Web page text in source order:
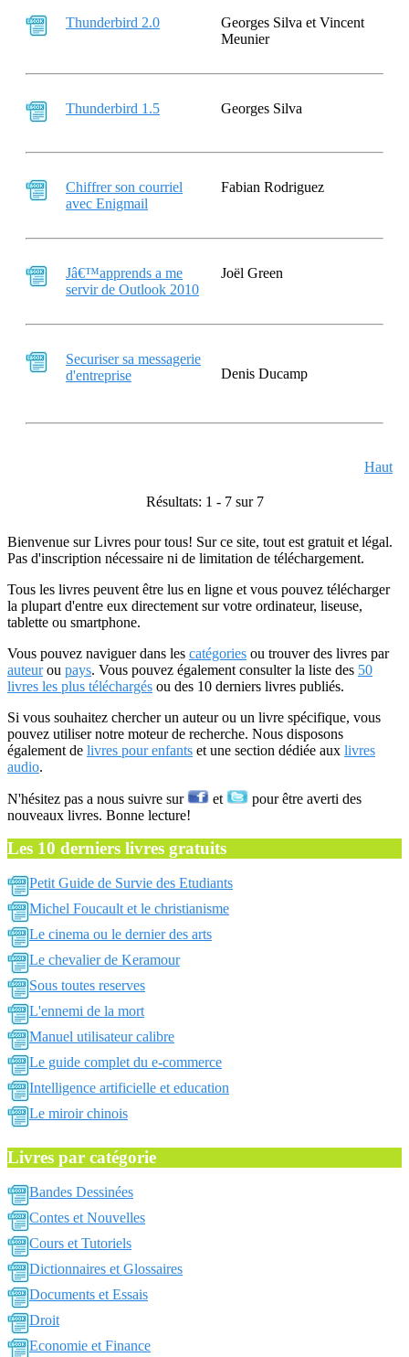
Thunderbird 2.0
Georges Silva et Vincent
Meunier
Thunderbird 1.5 Georges Silva
Chiffrer son courriel
avec Enigmail
Fabian Rodriguez
Jâ€™apprends a me
servir de Outlook 2010
Joël Green
Securiser sa messagerie
d'entreprise
Denis Ducamp
Haut
Résultats: 1 - 7 sur 7
Bienvenue sur Livres pour tous! Sur ce site, tout est gratuit et légal.
Pas d'inscription nécessaire ni de limitation de téléchargement.
Tous les livres peuvent être lus en ligne et vous pouvez télécharger
la plupart d'entre eux directement sur votre ordinateur, liseuse,
tablette ou smartphone.
Vous pouvez naviguer dans les catégories ou trouver des livres par
auteurou pays. Vous pouvez également consulter la liste des 50
livres les plus téléchargés ou des 10 derniers livres publiés.
Si vous souhaitez chercher un auteur ou un livre spécifique, vous
pouvez utiliser notre moteur de recherche. Nous disposons
également de livres pour enfants et une section dédiée aux livres
audio.
N'hésitez pas a nous suivre sur et
pour être averti des
nouveaux livres. Bonne lecture!
Les 10 derniers livres gratuits
Petit Guide de Survie des Etudiants
Michel Foucault et le christianisme
Le cinema ou le dernier des arts
Le chevalier de Keramour
Sous toutes reserves
L'ennemi de la mort
Manuel utilisateur calibre
Le guide complet du e-commerce
Intelligence artificielle et education
Le miroir chinois
Livres par catégorie
Bandes Dessinées
Contes et Nouvelles
Cours et Tutoriels
Dictionnaires et Glossaires
Documents et Essais
Droit
Economie et Finance